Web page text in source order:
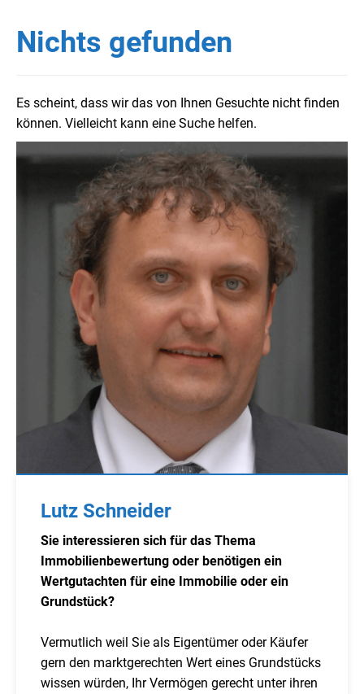
Nichts gefunden
Es scheint, dass wir das von Ihnen Gesuchte nicht finden
können. Vielleicht kann eine Suche helfen.
Lutz Schneider
Sie interessieren sich für das Thema
Immobilienbewertung oder benötigen ein
Wertgutachten für eine Immobilie oder ein
Grundstück?
Vermutlich weil Sie als Eigentümer oder Käufer
gern den marktgerechten Wert eines Grundstücks
wissen würden, Ihr Vermögen gerecht unter ihren